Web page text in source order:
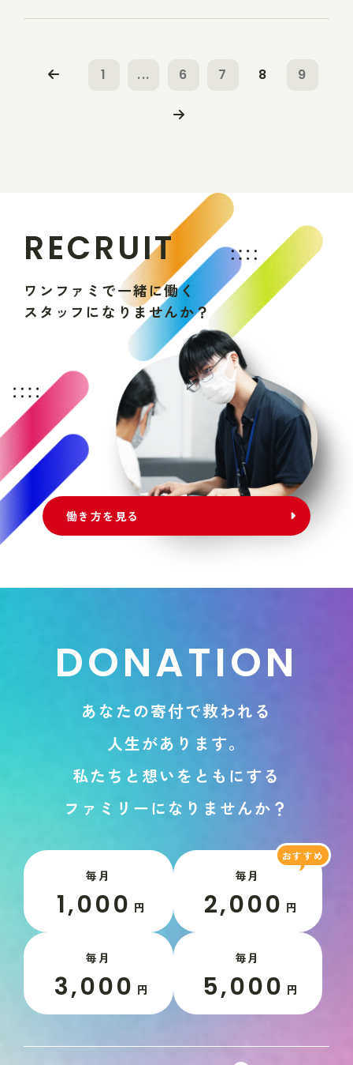
1 ... 6 7 8 9
RECRUIT
ワ ン フ ァ ミ で一緒に働く
ス タ ッ フ にな りま せんか？
働き方を見る
DONATION
あ な たの寄付で救われ る
人生があ り ま す。
私た ち と 想い を と も にする
フ ァ ミ リ ーに な り ま せんか ？
毎月
1,000 円
毎月
2,000 円
毎月
3,000 円
毎月
5,000 円